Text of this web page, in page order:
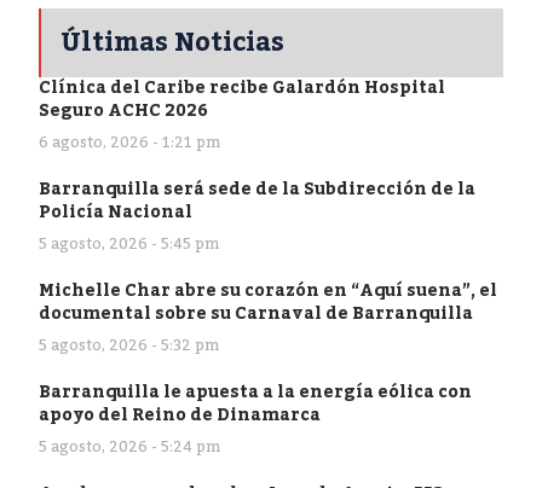
Últimas Noticias
Clínica del Caribe recibe Galardón Hospital
Seguro ACHC 2026
6 agosto, 2026 - 1:21 pm
Barranquilla será sede de la Subdirección de la
Policía Nacional
5 agosto, 2026 - 5:45 pm
Michelle Char abre su corazón en “Aquí suena”, el
documental sobre su Carnaval de Barranquilla
5 agosto, 2026 - 5:32 pm
Barranquilla le apuesta a la energía eólica con
apoyo del Reino de Dinamarca
5 agosto, 2026 - 5:24 pm